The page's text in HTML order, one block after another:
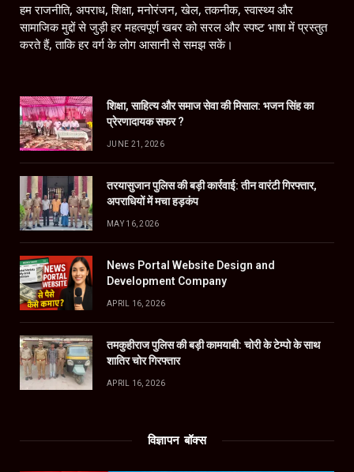
हम राजनीति, अपराध, शिक्षा, मनोरंजन, खेल, तकनीक, स्वास्थ्य और
सामाजिक मुद्दों से जुड़ी हर महत्वपूर्ण खबर को सरल और स्पष्ट भाषा में प्रस्तुत
करते हैं, ताकि हर वर्ग के लोग आसानी से समझ सकें।
शिक्षा, साहित्य और समाज सेवा की मिसाल: भजन सिंह का
प्रेरणादायक सफर ?
JUNE 21, 2026
तरयासुजान पुलिस की बड़ी कार्रवाई: तीन वारंटी गिरफ्तार,
अपराधियों में मचा हड़कंप
MAY 16, 2026
News Portal Website Design and
Development Company
APRIL 16, 2026
तमकुहीराज पुलिस की बड़ी कामयाबी: चोरी के टेम्पो के साथ
शातिर चोर गिरफ्तार
APRIL 16, 2026
विज्ञापन बॉक्स